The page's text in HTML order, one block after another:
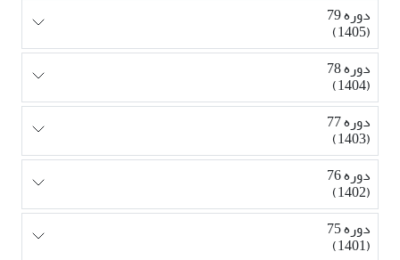
دوره 79
(1405)
دوره 78
(1404)
دوره 77
(1403)
دوره 76
(1402)
دوره 75
(1401)